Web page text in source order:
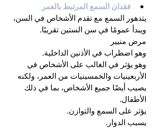
فقدان السمع المرتبط بالعمر
يتدهور السمع مع تقدم الأشخاص في السن،
ويبدأ عمومًا في سن الستين تقريبًا.
مرض منيير
وهو اضطراب في الأذنين الداخلية.
وهو يؤثر في الغالب على الأشخاص في
الأربعينيات والخمسينيات من العمر، ولكنه
يصيب أيضًا جميع الأشخاص، بما في ذلك
الأطفال.
يؤثر على السمع والتوازن.
يسبب الدوار.